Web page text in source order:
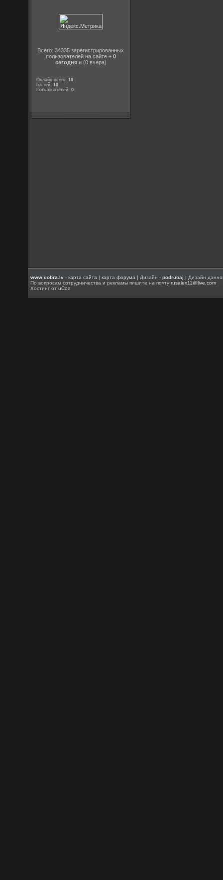
Всего: 34335 зарегистрированных
пользователей на сайте + 0
сегодняи (0 вчера)
Онлайн всего:10
Гостей:10
Пользователей:0
www.cobra.lv -карта сайта |карта форума | Дизайн -podrubaj | Дизайн
По вопросам сотрудничества и рекламы пишите на почтуrusalex11@live.com
Хостинг отuCoz